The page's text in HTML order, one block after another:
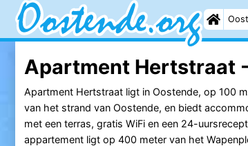
Apartment Hertstraat
Apartment Hertstraat ligt in Oostende, op 100
van het strand van Oostende, en biedt
met een terras, gratis WiFi en een 24-
appartement ligt op 400 meter van het